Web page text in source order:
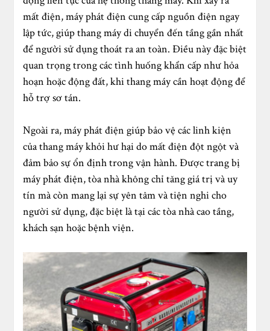
mất điện, máy phát điện cung cấp nguồn điện ngay
lập tức, giúp thang máy di chuyển đến tầng gần nhất
để người sử dụng thoát ra an toàn. Điều này đặc biệt
quan trọng trong các tình huống khẩn cấp như hỏa
hoạn hoặc động đất, khi thang máy cần hoạt động để
hỗ trợ sơ tán.
Ngoài ra, máy phát điện giúp bảo vệ các linh kiện
của thang máy khỏi hư hại do mất điện đột ngột và
đảm bảo sự ổn định trong vận hành. Được trang bị
máy phát điện, tòa nhà không chỉ tăng giá trị và uy
tín mà còn mang lại sự yên tâm và tiện nghi cho
người sử dụng, đặc biệt là tại các tòa nhà cao tầng,
khách sạn hoặc bệnh viện.